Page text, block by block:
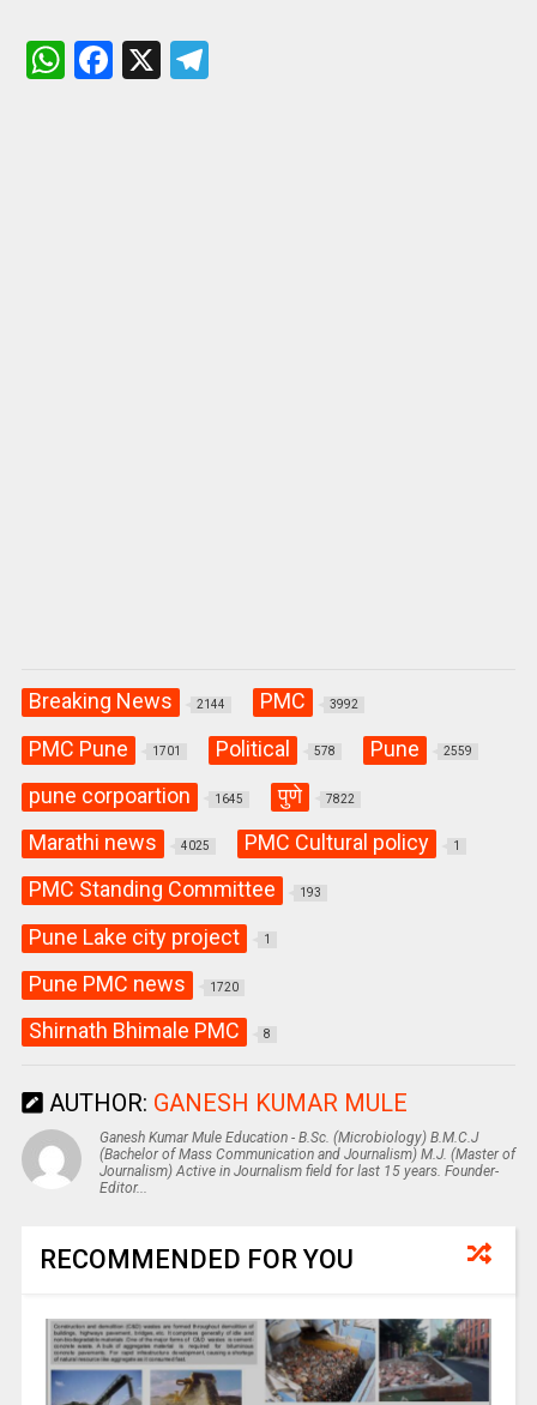
W F X T
Breaking News 2144 PMC 3992
PMC Pune 1701 Political 578 Pune 2559
pune corpoartion 1645 पुणे 7822
Marathi news 4025 PMC Cultural policy 1
PMC Standing Committee 193
Pune Lake city project 1
Pune PMC news 1720
Shirnath Bhimale PMC 8
AUTHOR: GANESH KUMAR MULE
Ganesh Kumar Mule Education - B.Sc. (Microbiology) B.M.C.J
(Bachelor of Mass Communication and Journalism) M.J. (Master of
Journalism) Active in Journalism field for last 15 years. Founder-
Editor...
RECOMMENDED FOR YOU